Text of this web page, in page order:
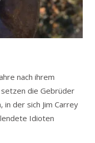
nach ihrem
die Gebrüder
der sich Jim Carrey
Idioten